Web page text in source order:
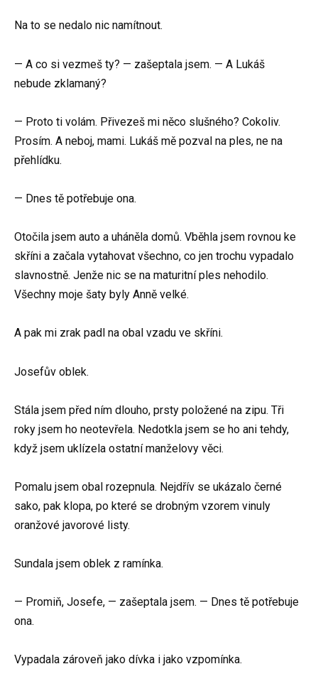
Na to se nedalo nic namítnout.
— A co si vezmeš ty? — zašeptala jsem. — A Lukáš
nebude zklamaný?
— Proto ti volám. Přivezeš mi něco slušného? Cokoliv.
Prosím. A neboj, mami. Lukáš mě pozval na ples, ne na
přehlídku.
— Dnes tě potřebuje ona.
Otočila jsem auto a uháněla domů. Vběhla jsem rovnou ke
skříni a začala vytahovat všechno, co jen trochu vypadalo
slavnostně. Jenže nic se na maturitní ples nehodilo.
Všechny moje šaty byly Anně velké.
A pak mi zrak padl na obal vzadu ve skříni.
Josefův oblek.
Stála jsem před ním dlouho, prsty položené na zipu. Tři
roky jsem ho neotevřela. Nedotkla jsem se ho ani tehdy,
když jsem uklízela ostatní manželovy věci.
Pomalu jsem obal rozepnula. Nejdřív se ukázalo černé
sako, pak klopa, po které se drobným vzorem vinuly
oranžové javorové listy.
Sundala jsem oblek z ramínka.
— Promiň, Josefe, — zašeptala jsem. — Dnes tě potřebuje
ona.
Vypadala zároveň jako dívka i jako vzpomínka.